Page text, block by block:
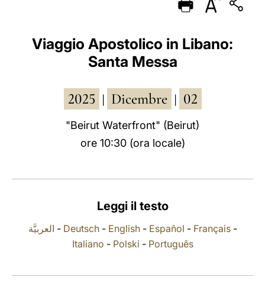
PORTUGUÊS
ESPAÑOL
العربيّة
中文
Viaggio Apostolico in Libano:
Santa Messa
2025 Dicembre 02
"Beirut Waterfront" (Beirut)
ore 10:30 (ora locale)
Leggi il testo
العربيَّة - Deutsch- English- Español - Français-
Italiano - Polski - Português